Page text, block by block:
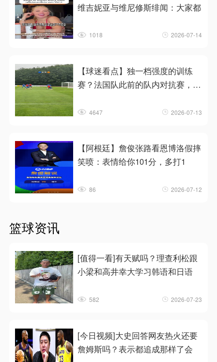
维吉妮亚与维尼修斯绯闻：大家都
1018 2026-07-14
【球迷看点】独一档强度的训练
赛？法国队此前的队内对抗赛，恐
4647 2026-07-13
【阿根廷】詹俊张路看恩博洛假摔
笑喷：表情给你101分，多打1
86 2026-07-12
篮球资讯
[值得一看]有天赋吗？理查利松跟
小梁和高井幸大学习韩语和日语
582 2026-07-23
[今日视频]大史回答网友热火还要
詹姆斯吗？表示都追成那样了会